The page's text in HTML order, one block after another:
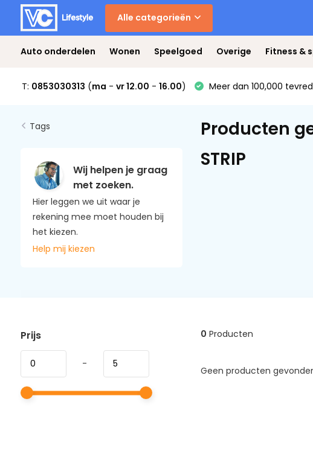
Alle categorieën
Auto onderdelen Wonen Speelgoed Overige Fitness &
T: 0853030313 (ma - vr 12.00 - 16.00) Meer dan 100,000
Tags
Wij helpen je graag
met zoeken.
Hier leggen we uit waar je
rekening mee moet houden bij
het kiezen.
Help mij kiezen
Producten
STRIP
Prijs
-
0 Producten
Geen producten